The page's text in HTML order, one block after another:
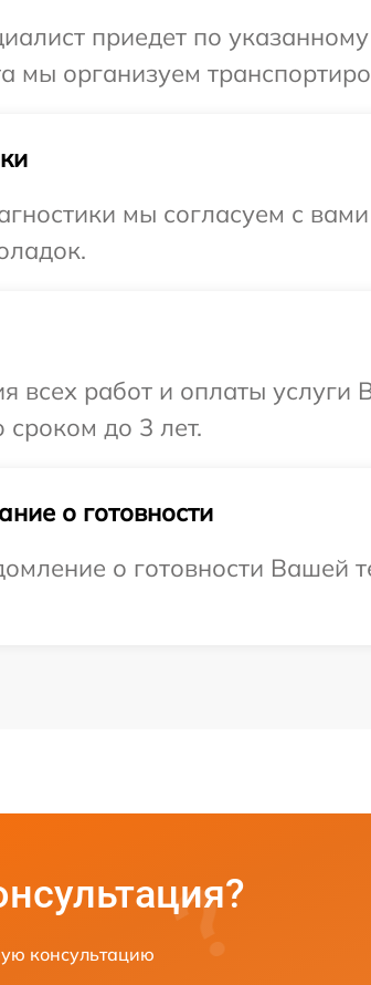
приедет по
мы организуем
мы согласуем с
всех работ и оплаты
сроком до 3 лет.
о готовности
о готовности Вашей
консультацию